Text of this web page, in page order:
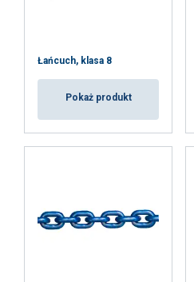
Łańcuch, klasa 8
Pokaż produkt